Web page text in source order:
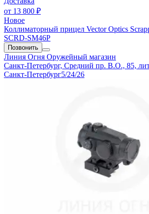
от 13 800 ₽
Новое
Коллиматорный прицел Vector Optics
SCRD-SM46P
Позвонить
Линия Огня Оружейный магазин
Санкт-Петербург, Средний пр. В.О., 85,
Санкт-Петербург5/24/26